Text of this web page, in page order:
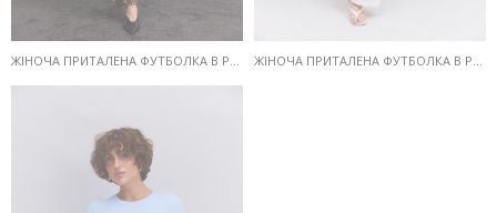
ЖІНОЧА ПРИТАЛЕНА ФУТБОЛКА В РУБЧИК ЧОРНА ЖІНОЧА ПРИТАЛЕНА ФУТБОЛКА В РУБЧИК БІЛА